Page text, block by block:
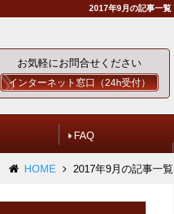
2017年9月の記事一覧
お気軽にお問合せください
インターネット窓口（24h受付）
FAQ
HOME 2017年9月の記事一覧